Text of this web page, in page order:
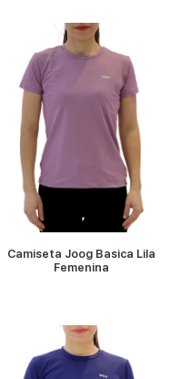
Camiseta Joog Basica Lila
Femenina